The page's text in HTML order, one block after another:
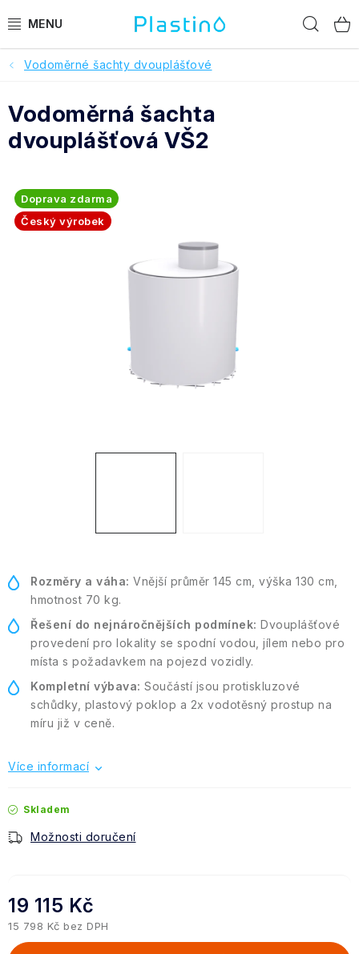
na
PRODUKTY
Reference a hodnocení
O nás
Realizace
Dotace Dešťovka
Vodoměrné šachty dvouplášťové
Rozměry a váha: Vnější průměr 145 cm, výška 130 cm,
hmotnost 70 kg.
Řešení do nejnáročnějších podmínek: Dvouplášťové
provedení pro lokality se spodní vodou, jílem nebo pro
místa s požadavkem na pojezd vozidly.
Kompletní výbava: Součástí jsou protiskluzové
schůdky, plastový poklop a 2x vodotěsný prostup na
míru již v ceně.
Více informací
Skladem
Možnosti doručení
19 115 Kč
15 798 Kč bez DPH
Měrná cena:
Vodoměrná šachta
dvouplášťová VŠ2
Doprava zdarma
Český výrobek